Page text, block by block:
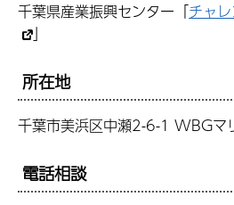
千葉県産業振興センター「チャ
」
所在地
千葉市美浜区中瀬2-6-1 WBGマ
電話相談